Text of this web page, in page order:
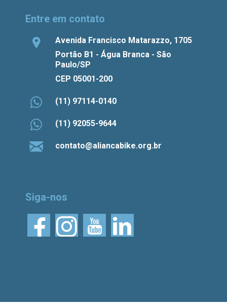
Entre em contato
Avenida Francisco Matarazzo, 1705
Portão B1 - Água Branca - São
Paulo/SP
CEP 05001-200
(11) 97114-0140
(11) 92055-9644
contato@aliancabike.org.br
Siga-nos